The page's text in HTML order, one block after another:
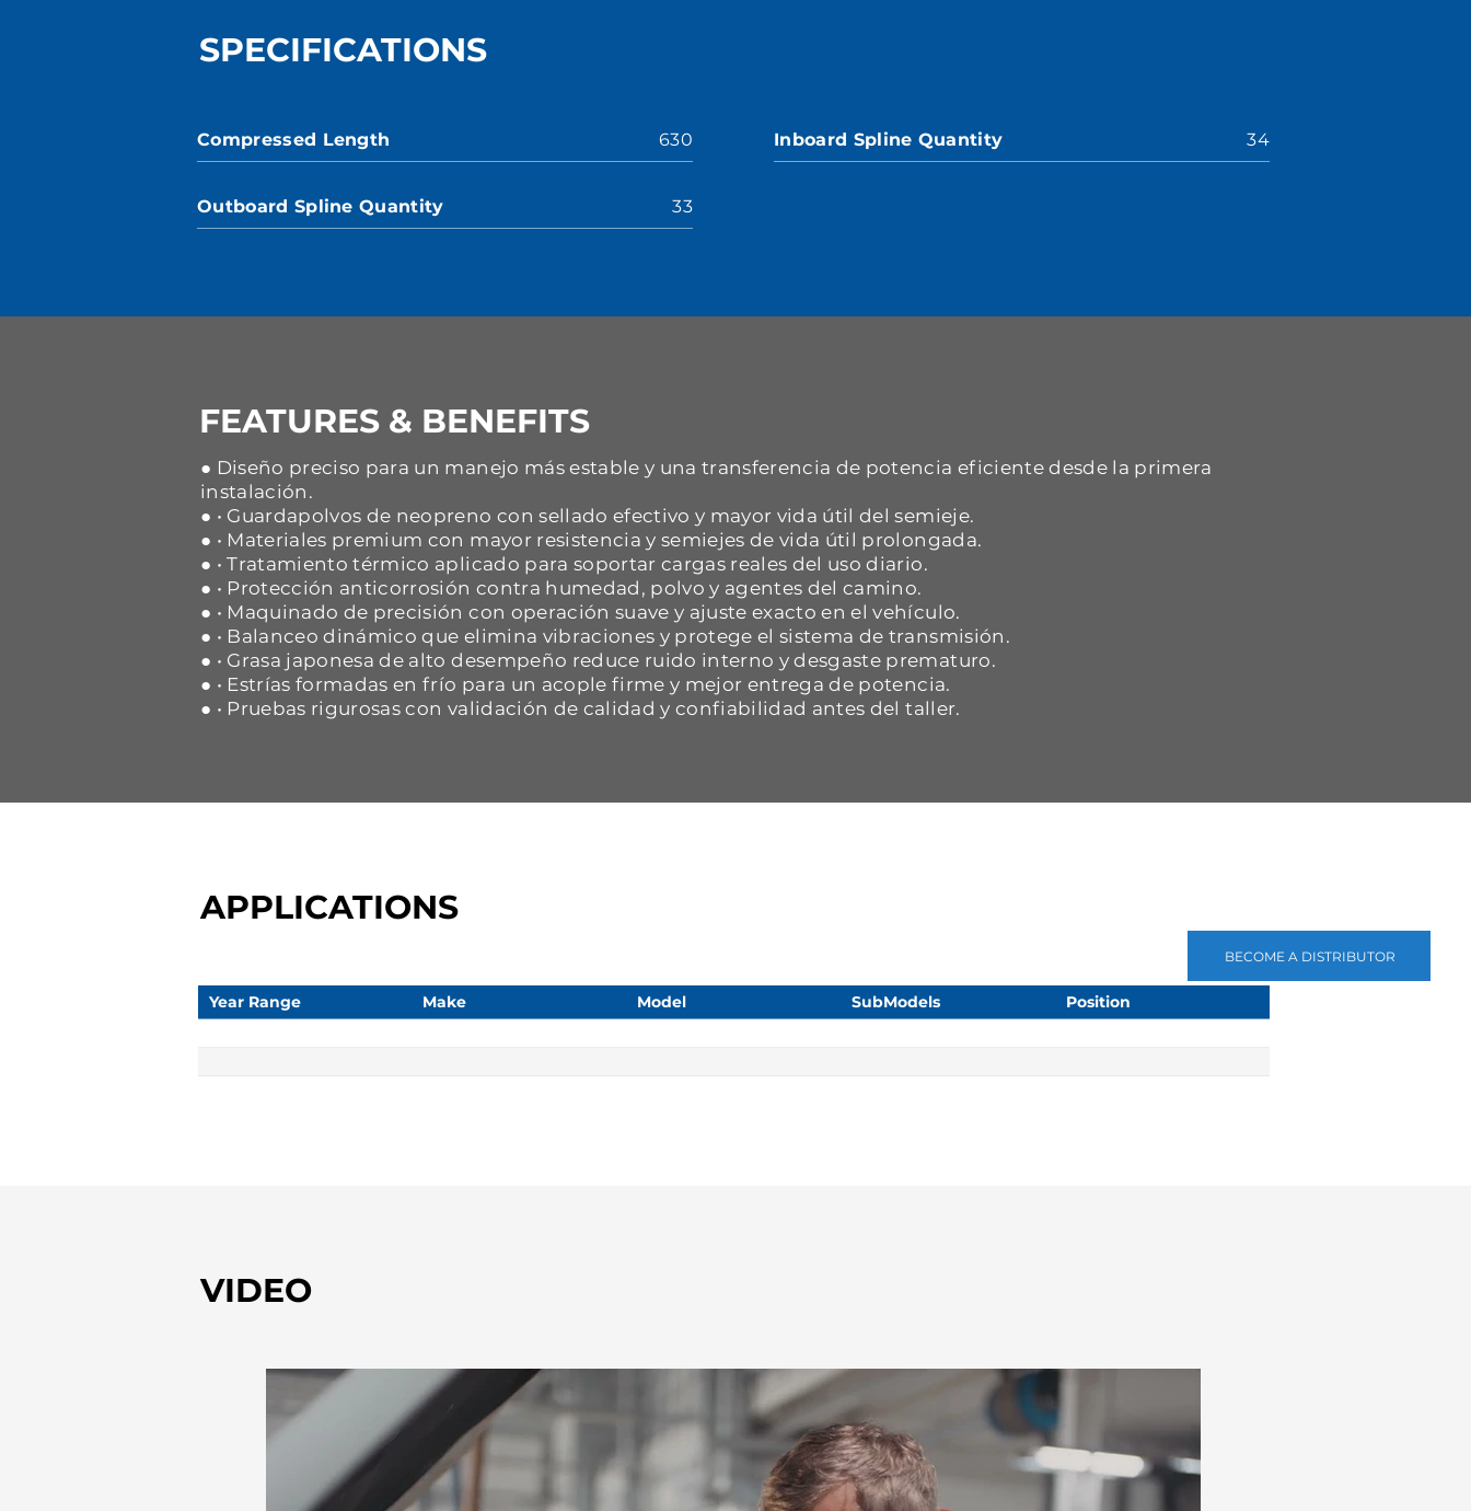
BECOME A DISTRIBUTOR
SPECIFICATIONS
Compressed Length 630
Outboard Spline Quantity 33
Inboard Spline Quantity 34
FEATURES & BENEFITS
● Diseño preciso para un manejo más estable y una transferencia de potencia eficiente desde la primera
instalación.
● • Guardapolvos de neopreno con sellado efectivo y mayor vida útil del semieje.
● • Materiales premium con mayor resistencia y semiejes de vida útil prolongada.
● • Tratamiento térmico aplicado para soportar cargas reales del uso diario.
● • Protección anticorrosión contra humedad, polvo y agentes del camino.
● • Maquinado de precisión con operación suave y ajuste exacto en el vehículo.
● • Balanceo dinámico que elimina vibraciones y protege el sistema de transmisión.
● • Grasa japonesa de alto desempeño reduce ruido interno y desgaste prematuro.
● • Estrías formadas en frío para un acople firme y mejor entrega de potencia.
● • Pruebas rigurosas con validación de calidad y confiabilidad antes del taller.
APPLICATIONS
Year Range Make Model SubModels Position
VIDEO